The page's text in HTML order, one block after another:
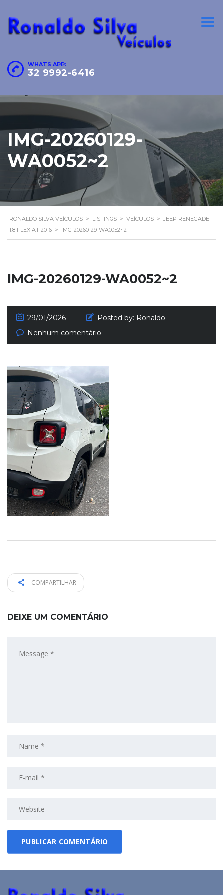
WHATS APP:
32 9992-6416
IMG-20260129-
WA0052~2
RONALDO SILVA VEÍCULOS > LISTINGS > VEÍCULOS > JEEP RENEGADE
1.8 FLEX AT 2016 > IMG-20260129-WA0052~2
IMG-20260129-WA0052~2
29/01/2026 Posted by: Ronaldo
Nenhum comentário
COMPARTILHAR
DEIXE UM COMENTÁRIO